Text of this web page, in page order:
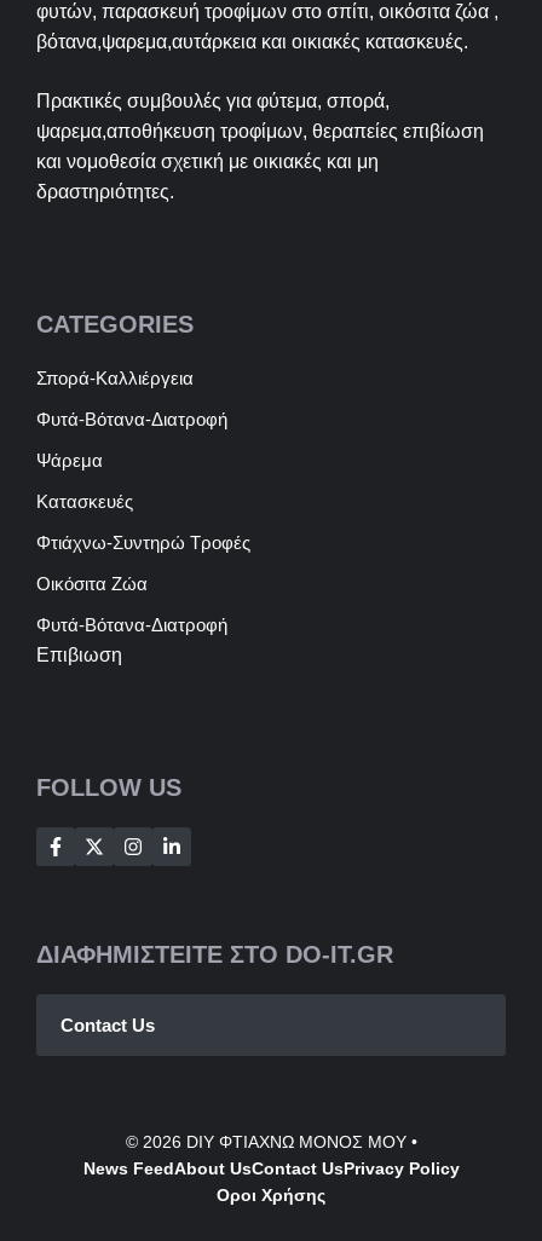
φυτών, παρασκευή τροφίμων στο σπίτι, οικόσιτα ζώα ,
βότανα,ψαρεμα,αυτάρκεια και οικιακές κατασκευές.
Πρακτικές συμβουλές για φύτεμα, σπορά,
ψαρεμα,αποθήκευση τροφίμων, θεραπείες επιβίωση
και νομοθεσία σχετική με οικιακές και μη
δραστηριότητες.
CATEGORIES
Σπορά-Καλλιέργεια
Φυτά-Βότανα-Διατροφή
Ψάρεμα
Κατασκευές
Φτιάχνω-Συντηρώ Τροφές
Οικόσιτα Ζώα
Φυτά-Βότανα-Διατροφή
Επιβιωση
FOLLOW US
ΔΙΑΦΗΜΙΣΤΕΙΤΕ ΣΤΟ DO-IT.GR
Contact Us
© 2026 DIY ΦΤΙΑΧΝΩ ΜΟΝΟΣ ΜΟΥ•
News FeedAbout UsContactUsPrivacy Policy
Οροι Χρήσης